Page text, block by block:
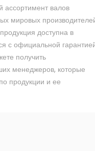
валов
мировых
доступна в
с официальной
получить
менеджеров, которые
продукции и ее